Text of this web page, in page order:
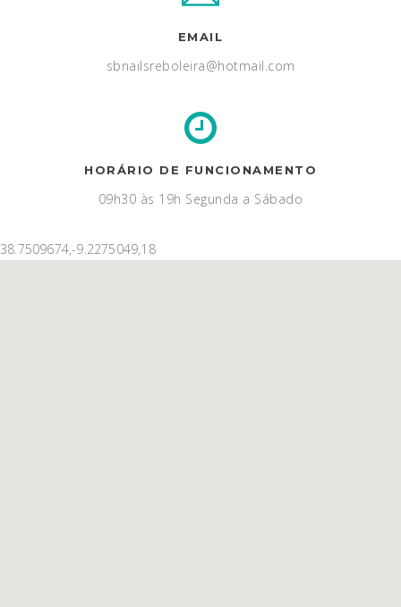
EMAIL
sbnailsreboleira@hotmail.com
HORÁRIO DE FUNCIONAMENTO
09h30 às 19h Segunda a Sábado
38.7509674,-9.2275049,18